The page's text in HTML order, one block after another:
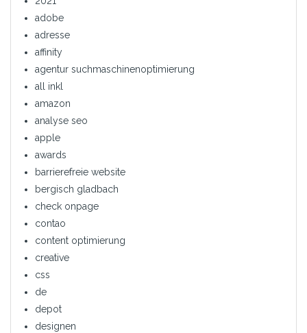
adobe
adresse
affinity
agentur suchmaschinenoptimierung
all inkl
amazon
analyse seo
apple
awards
barrierefreie website
bergisch gladbach
check onpage
contao
content optimierung
creative
css
de
depot
designen